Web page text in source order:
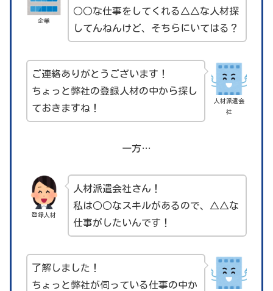
企業
○○な仕事をしてくれる△△な人材探
してんねんけど、そちらにいてはる？
人材派遣会
社
ご連絡ありがとうございます！
ちょっと弊社の登録人材の中から探し
ておきますね！
一方…
登録人材
人材派遣会社さん！
私は○○なスキルがあるので、△△な
仕事がしたいんです！
了解しました！
ちょっと弊社が伺っている仕事の中か